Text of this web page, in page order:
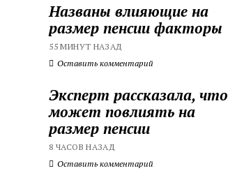
Названы влияющие на
размер пенсии факторы
55 МИНУТ НАЗАД
Оставить комментарий
Эксперт рассказала, что
может повлиять на
размер пенсии
8 ЧАСОВ НАЗАД
Оставить комментарий